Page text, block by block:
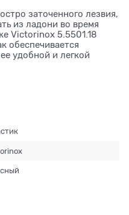
заточенного лезвия,
из ладони во время
Victorinox 5.5501.18
обеспечивается
удобной и легкой